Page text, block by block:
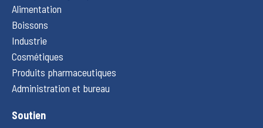
Alimentation
Boissons
Industrie
Cosmétiques
Produits pharmaceutiques
Administration et bureau
Soutien